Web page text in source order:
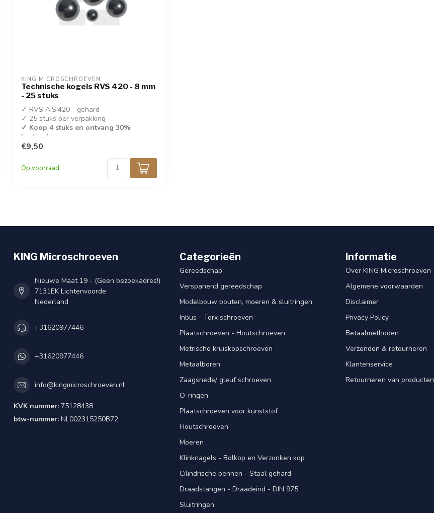
KING MICROSCHROEVEN
Technische kogels RVS 420 - 8 mm
- 25 stuks
✓ RVS AISI420 - gehard
✓ 25 stuks per verpakking
✓ Koop 4 stuks en ontvang 30%
korting!
€9,50
Op voorraad
KING Microschroeven
Nieuwe Maat 19 - (Geen bezoekadres!)
7131EK Lichtenvoorde
Nederland
+31620977446
+31620977446
info@kingmicroschroeven.nl
KVK nummer: 75128438
btw-nummer: NL002315250B72
Categorieën
Gereedschap
Verspanend gereedschap
Modelbouw bouten, moeren & sluitringen
Inbus - Torx schroeven
Plaatschroeven - Houtschroeven
Metrische kruiskopschroeven
Metaalboren
Zaagsnede/ gleuf schroeven
O-ringen
Plaatschroeven voor kunststof
Houtschroeven
Moeren
Klinknagels - Bolkop en Verzonken kop
Cilindrische pennen - Staal gehard
Draadstangen - Draadeind - DIN 975
Sluitringen
Informatie
Over KING Microschroeven
Algemene voorwaarden
Disclaimer
Privacy Policy
Betaalmethoden
Verzenden & retourneren
Klantenservice
Retourneren van producten